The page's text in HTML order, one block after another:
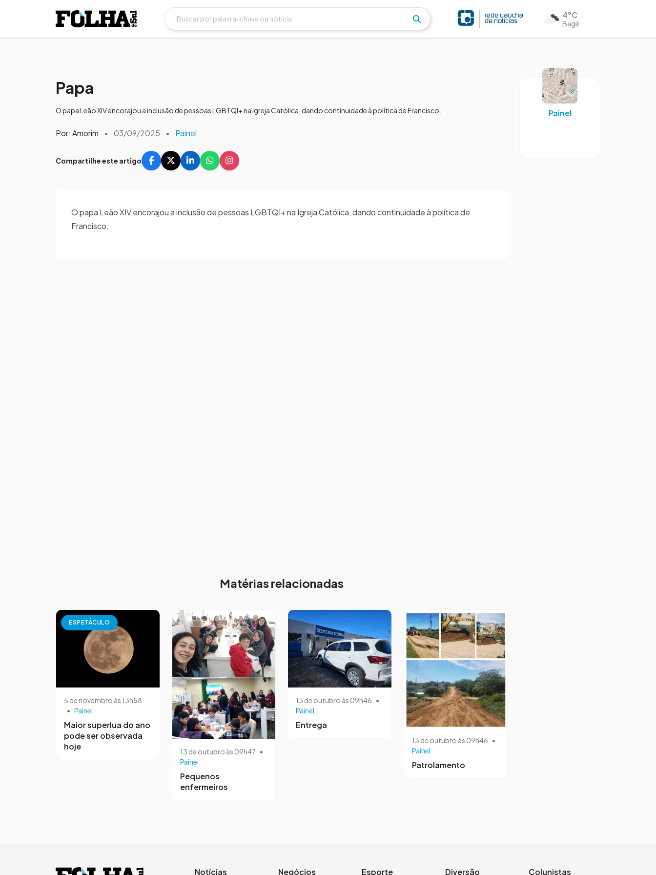
4°C
Bagé
Papa
O papa Leão XIV encorajou a inclusão de pessoas LGBTQI+ na Igreja Católica, dando continuidade à política de Francisco.
Por: Amorim • 03/09/2025 • Painel
Compartilhe este artigo
O papa Leão XIV encorajou a inclusão de pessoas LGBTQI+ na Igreja Católica, dando continuidade à política de
Francisco.
Matérias relacionadas
ESPETÁCULO
5 de novembro às 13h58
• Painel
Maior superlua do ano
pode ser observada
hoje
13 de outubro às 09h47 •
Painel
Pequenos
enfermeiros
13 de outubro às 09h46 •
Painel
Entrega
13 de outubro às 09h46 •
Painel
Patrolamento
Painel
Notícias Negócios Esporte Diversão Colunistas